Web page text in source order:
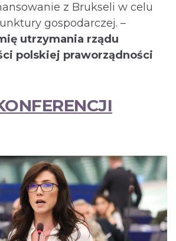
z Brukseli w celu
gospodarczej. –
utrzymania rządu
polskiej praworządności